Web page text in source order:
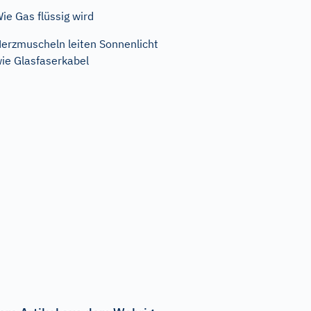
Gas flüssig wird
leiten Sonnenlicht
Glasfaserkabel